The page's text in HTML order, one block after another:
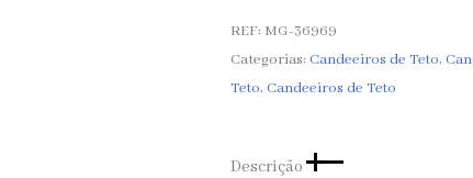
REF: MG-36969
Categorias:Candeeiros de Teto,
Teto,Candeeiros de Teto
Descrição